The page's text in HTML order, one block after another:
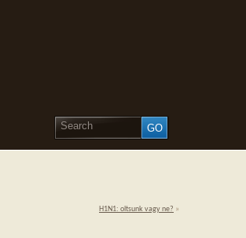
H1N1: oltsunk vagy ne? »